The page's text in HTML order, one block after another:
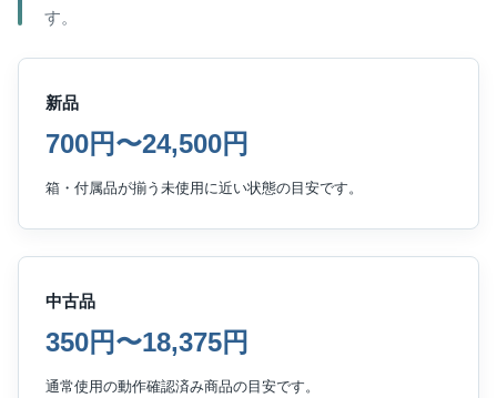
す。
新品
700円〜24,500円
箱・付属品が揃う未使用に近い状態の目安です。
中古品
350円〜18,375円
通常使用の動作確認済み商品の目安です。